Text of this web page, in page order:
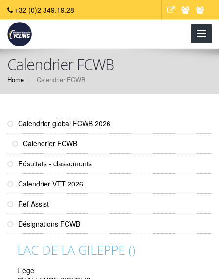
+32 (0)2 349.19.28
Calendrier FCWB
Home Calendrier FCWB
Calendrier global FCWB 2026
Calendrier FCWB
Résultats - classements
Calendrier VTT 2026
Ref Assist
Désignations FCWB
LAC DE LA GILEPPE ()
Liège